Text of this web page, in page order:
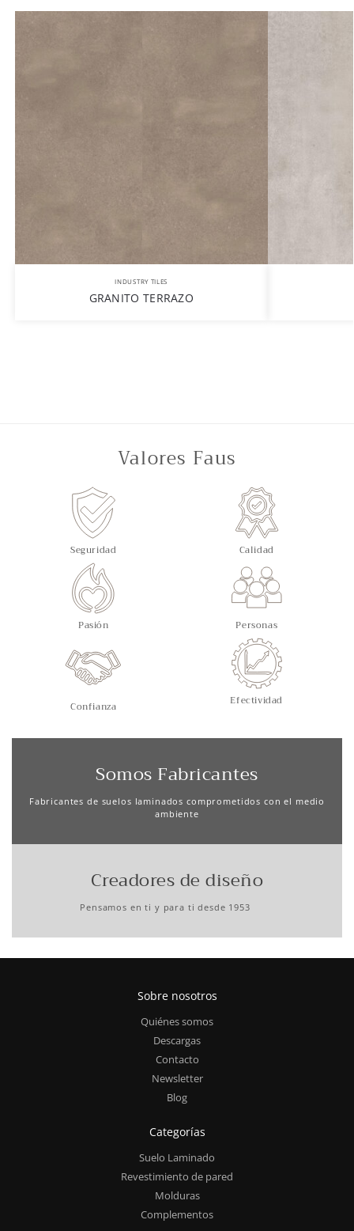
INDUSTRY TILES
GRANITO TERRAZO
Valores Faus
Seguridad Calidad
Pasión Personas
Confianza Efectividad
Somos Fabricantes
Fabricantes de suelos laminados comprometidos con el medio
ambiente
Creadores de diseño
Pensamos en ti y para ti desde 1953
Sobre nosotros
Quiénes somos
Descargas
Contacto
Newsletter
Blog
Categorías
Suelo Laminado
Revestimiento de pared
Molduras
Complementos